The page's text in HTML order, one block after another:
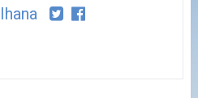
Ihana